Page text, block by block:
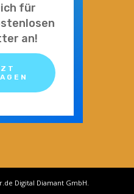
für
an!
Digital Diamant GmbH.